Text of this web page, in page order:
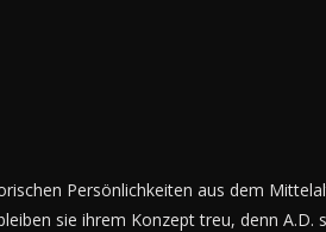
Persönlichkeiten aus dem
sie ihrem Konzept treu, denn